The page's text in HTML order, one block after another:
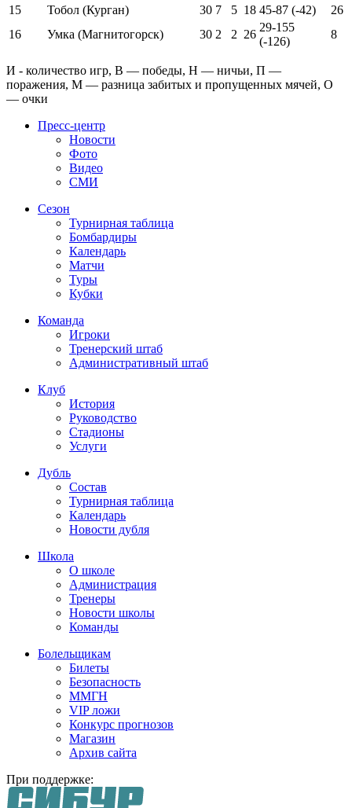
15
Тобол (Курган) 30 7 5 18 45-87 (-42)
26
16
Умка (Магнитогорск) 30 2 2 26
29-155
(-126)
8
И - количество игр, В — победы, Н — ничьи, П —
поражения, М — разница забитых и пропущенных мячей, О
— очки
Пресс-центр
Новости
Фото
Видео
СМИ
Сезон
Турнирная таблица
Бомбардиры
Календарь
Матчи
Туры
Кубки
Команда
Игроки
Тренерский штаб
Административный штаб
Клуб
История
Руководство
Стадионы
Услуги
Дубль
Состав
Турнирная таблица
Календарь
Новости дубля
Школа
О школе
Администрация
Тренеры
Новости школы
Команды
Болельщикам
Билеты
Безопасность
ММГН
VIP ложи
Конкурс прогнозов
Магазин
Архив сайта
При поддержке: